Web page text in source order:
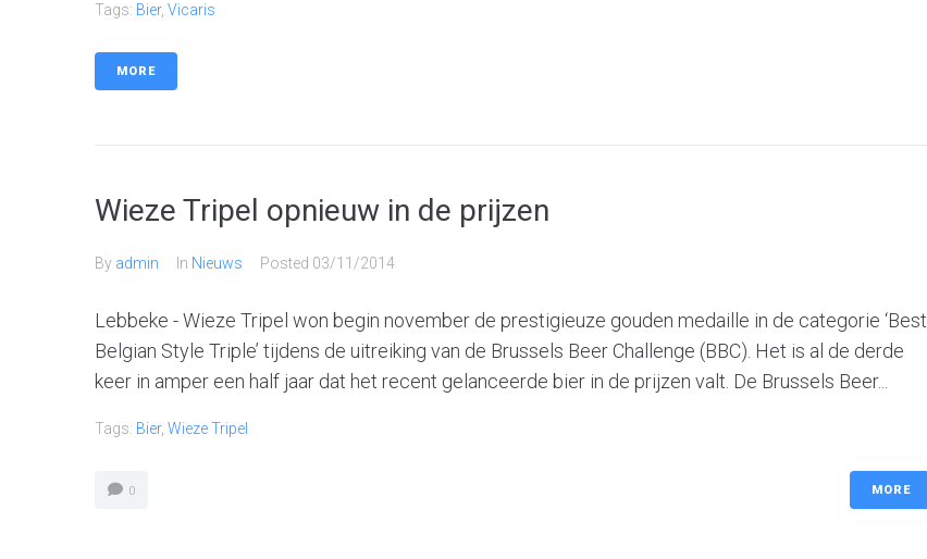
Tags: Bier, Vicaris
MORE
Wieze Tripel opnieuw in de prijzen
By admin In Nieuws Posted 03/11/2014
Lebbeke - Wieze Tripel won begin november de prestigieuze gouden medaille in de categorie ‘Best
Belgian Style Triple’ tijdens de uitreiking van de Brussels Beer Challenge (BBC). Het is al de derde
keer in amper een half jaar dat het recent gelanceerde bier in de prijzen valt. De Brussels Beer...
Tags: Bier, Wieze Tripel
0 MORE